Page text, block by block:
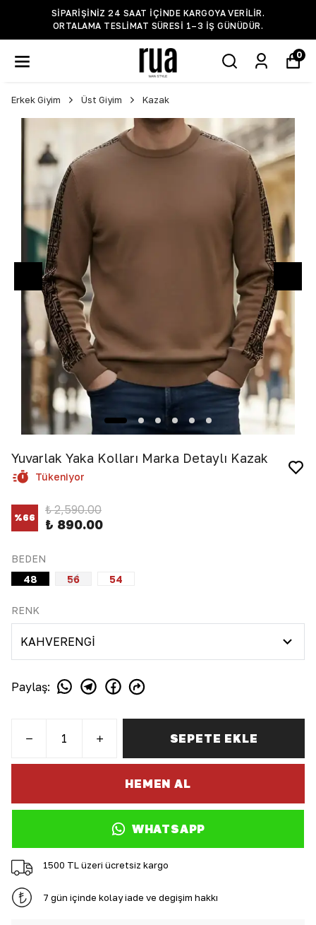
SIPARIŞINIZ 24 SAAT IÇINDE KARGOYA VERILIR.
ORTALAMA TESLIMAT SÜRESI 1–3 IŞ GÜNÜDÜR.
0
Erkek Giyim Üst Giyim Kazak
Yuvarlak Yaka Kolları Marka Detaylı Kazak
Tükeniyor
%66
₺ 2,590.00
₺ 890.00
BEDEN
48
56 54
RENK
Paylaş:
SEPETE EKLE
HEMEN AL
WHATSAPP
1500 TL üzeri ücretsiz kargo
7 gün içinde kolay iade ve değişim hakkı